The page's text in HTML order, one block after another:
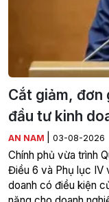
Cắt giảm, đơn
đầu tư kinh
AN NAM 03-08-2026
Chính phủ vừa trình
Điều 6 và Phụ lục IV
doanh có điều kiện